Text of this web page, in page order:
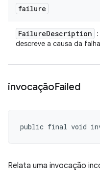
failure
FailureDescription
descreve a causa da falha
invocaçãoFailed
public final void
Relata uma invocação